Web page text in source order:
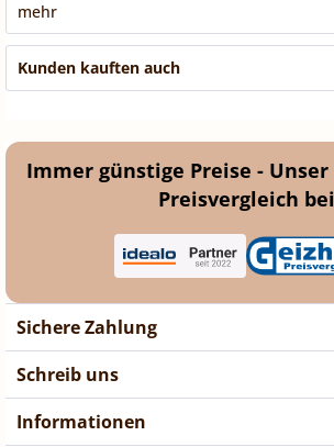
mehr
Kunden kauften auch
Immer günstige Preise -
Preisvergleich bei
Sichere Zahlung
Schreib uns
Informationen